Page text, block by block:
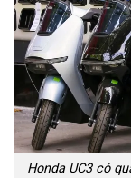
Honda UC3 có